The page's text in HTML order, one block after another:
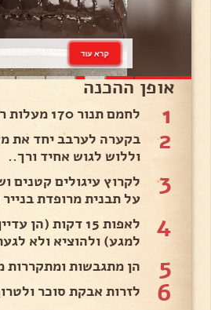
קרא עוד
אופן ההכנה
1 לחמם תנור 170 מעלות רגיל (לא טורבו).
2
בקערה לערבב יחד את
וללוש לגוש אחיד ורך..
3
לקרוץ עיגולים קטנים
על תבנית מרופדת
4
לאפות 15 דקות (הן
למגע) ולהוציא ולא לגעת ל- 10
5 הן מתגבשות ומתקררות
6 לזרות אבקת סוכר